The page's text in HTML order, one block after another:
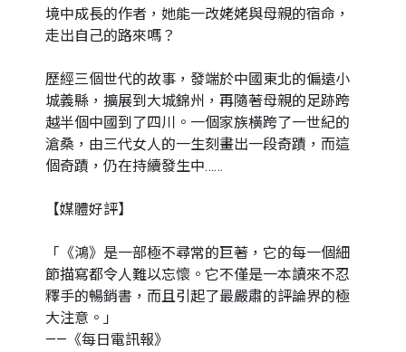
境中成長的作者，她能一改姥姥與母親的宿命，
走出自己的路來嗎？
歷經三個世代的故事，發端於中國東北的偏遠小
城義縣，擴展到大城錦州，再隨著母親的足跡跨
越半個中國到了四川。一個家族橫跨了一世紀的
滄桑，由三代女人的一生刻畫出一段奇蹟，而這
個奇蹟，仍在持續發生中……
【媒體好評】
「《鴻》是一部極不尋常的巨著，它的每一個細
節描寫都令人難以忘懷。它不僅是一本讀來不忍
釋手的暢銷書，而且引起了最嚴肅的評論界的極
大注意。」
——《每日電訊報》